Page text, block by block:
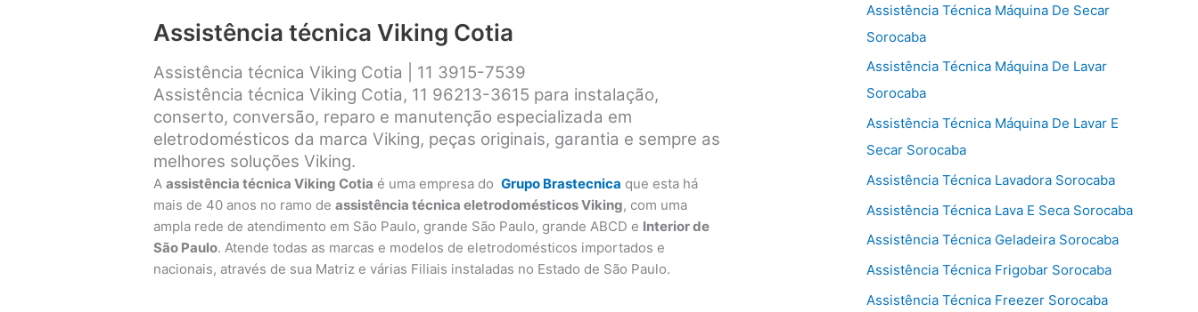
Assistência técnica Viking Cotia
Assistência técnica Viking Cotia | 11 3915-7539
Assistência técnica Viking Cotia, 11 96213-3615 para instalação,
conserto, conversão, reparo e manutenção especializada em
eletrodomésticos da marca Viking, peças originais, garantia e sempre as
melhores soluções Viking.
Aassistência técnica Viking Cotia é uma empresa doGrupo Brastecnica que esta há
mais de 40 anos no ramo deassistência técnica eletrodomésticos Viking, com uma
ampla rede de atendimento em São Paulo, grande São Paulo, grande ABCD e Interior de
São Paulo. Atende todas as marcas e modelos de eletrodomésticos importados e
nacionais, através de sua Matriz e várias Filiais instaladas no Estado de São Paulo.
Assistência Técnica Máquina De Secar
Sorocaba
Assistência Técnica Máquina De Lavar
Sorocaba
Assistência Técnica Máquina De Lavar E
Secar Sorocaba
Assistência Técnica Lavadora Sorocaba
Assistência Técnica Lava E Seca Sorocaba
Assistência Técnica Geladeira Sorocaba
Assistência Técnica Frigobar Sorocaba
Assistência Técnica Freezer Sorocaba